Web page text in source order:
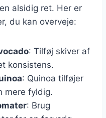
alsidig ret. Her er
du kan overveje:
: Tilføj skiver af
konsistens.
: Quinoa tilføjer
mere fyldig.
: Brug